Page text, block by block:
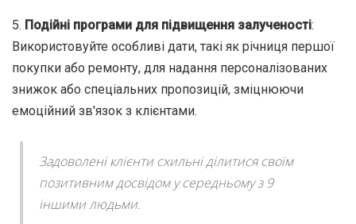
5. Подійні програми для підвищення залученості:
Використовуйте особливі дати, такі як річниця першої
покупки або ремонту, для надання персоналізованих
знижок або спеціальних пропозицій, зміцнюючи
емоційний зв'язок з клієнтами.
Задоволені клієнти схильні ділитися своїм
позитивним досвідом у середньому з 9
іншими людьми.